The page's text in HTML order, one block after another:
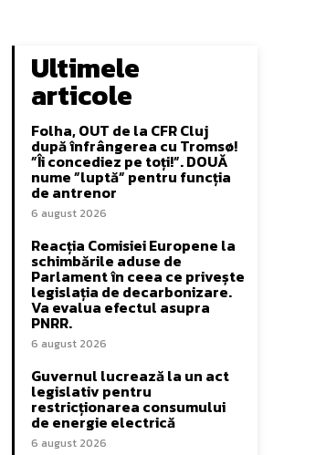
Ultimele
articole
Folha, OUT de la CFR Cluj
după înfrângerea cu Tromsø!
”Îi concediez pe toți!”. DOUĂ
nume ”luptă” pentru funcția
de antrenor
6 august 2026
Reacția Comisiei Europene la
schimbările aduse de
Parlament în ceea ce privește
legislația de decarbonizare.
Va evalua efectul asupra
PNRR.
6 august 2026
Guvernul lucrează la un act
legislativ pentru
restricționarea consumului
de energie electrică
6 august 2026